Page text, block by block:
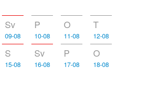
Sv
09-08
P
10-08
O
11-08
T
12-08
S
15-08
Sv
16-08
P
17-08
O
18-08